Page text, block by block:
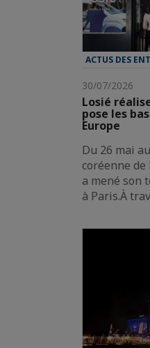
ACTUS DES
30/07/2026
Losié
pose les
Europe
Du 26 mai
coréenne
a mené son
à Paris.À